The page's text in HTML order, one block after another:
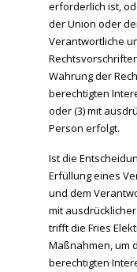
erforderlich ist,
der Union oder
Verantwortliche
Wahrung der
berechtigten
oder (3) mit
Person erfolgt.
Ist die
Erfüllung eines
und dem
mit
trifft die Fries
Maßnahmen, um
berechtigten